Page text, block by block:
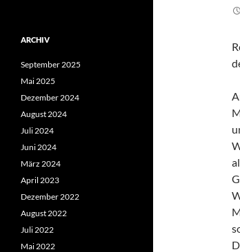
ARCHIV
September 2025
Mai 2025
Dezember 2024
August 2024
Juli 2024
Juni 2024
März 2024
April 2023
Dezember 2022
August 2022
Juli 2022
Mai 2022